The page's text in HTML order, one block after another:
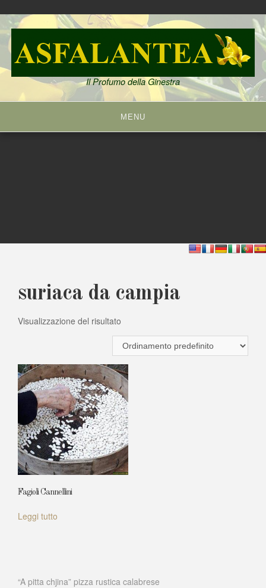
Skip
to
content
Il Profumo della Ginestra
MENU
suriaca da campia
Visualizzazione del risultato
Fagioli Cannellini
Leggi tutto
“A pitta chjina” pizza rustica calabrese